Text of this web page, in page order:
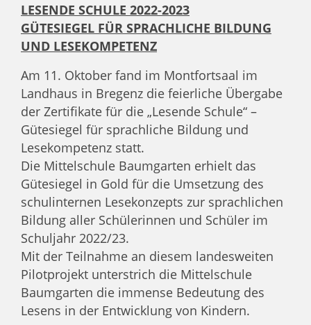
LESENDE SCHULE 2022-2023
GÜTESIEGEL FÜR SPRACHLICHE BILDUNG
UND LESEKOMPETENZ
Am 11. Oktober fand im Montfortsaal im
Landhaus in Bregenz die feierliche Übergabe
der Zertifikate für die „Lesende Schule“ –
Gütesiegel für sprachliche Bildung und
Lesekompetenz statt.
Die Mittelschule Baumgarten erhielt das
Gütesiegel in Gold für die Umsetzung des
schulinternen Lesekonzepts zur sprachlichen
Bildung aller Schülerinnen und Schüler im
Schuljahr 2022/23.
Mit der Teilnahme an diesem landesweiten
Pilotprojekt unterstrich die Mittelschule
Baumgarten die immense Bedeutung des
Lesens in der Entwicklung von Kindern.